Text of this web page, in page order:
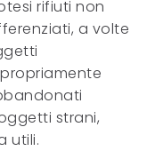
rifiuti non
a volte
strani,
utili.